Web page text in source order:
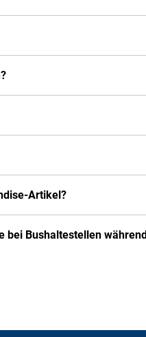
Artikel?
bei Bushaltestellen